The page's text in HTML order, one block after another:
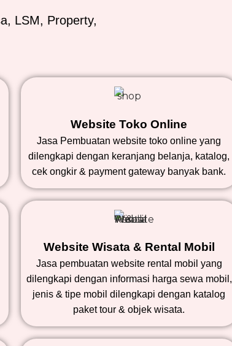
LSM, Property,
Website Toko Online
Jasa Pembuatan website toko online yang
dilengkapi dengan keranjang belanja, katalog,
cek ongkir & payment gateway banyak bank.
Website Wisata & Rental Mobil
Jasa pembuatan website rental mobil yang
dilengkapi dengan informasi harga sewa mobil,
jenis & tipe mobil dilengkapi dengan katalog
paket tour & objek wisata.